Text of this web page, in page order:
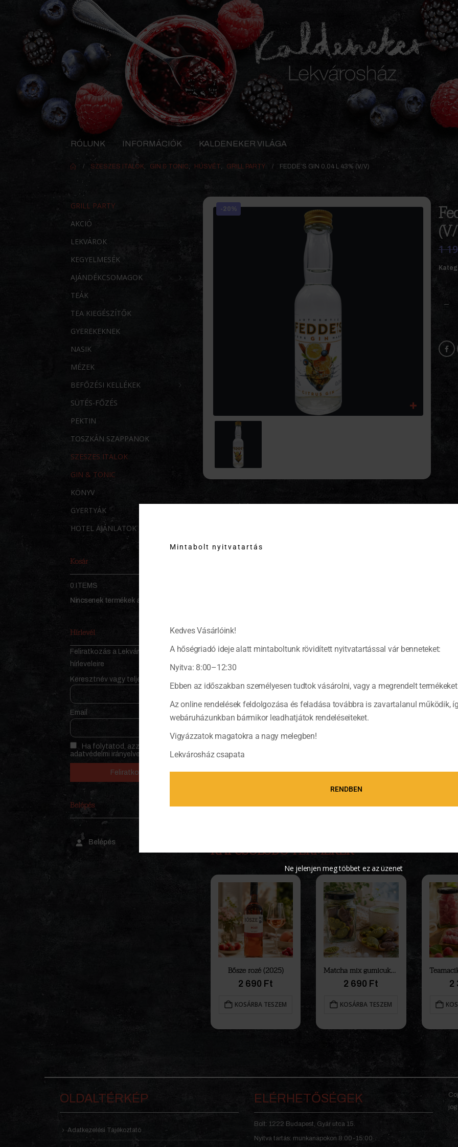
RÓLUNK INFORMÁCIÓK KALDENEKER VILÁGA
SZESZES ITALOK GIN & TONIC HÚSVÉT GRILL PARTY FEDDE’S GIN 0,04 L 43% (V/V)
-20%
1
A Fedde’s gin termékcsalád 0,5 l-es kiszerelése mellett, ajánljuk
Űrmérték: 0,04 l
Egységár: 29750 Ft/liter
Méret: 5×12,7×5 cm
Tömeg: 0.1 kg
KAPCSOLÓDÓ TERMÉKEK
Bősze rozé (2025)
2 690 Ft
KOSÁRBA TESZEM
Matcha mix gumicukor tea
2 690 Ft
KOSÁRBA TESZEM
2
GRILL PARTY
AKCIÓ
LEKVÁROK
KEGYELMESÉK
AJÁNDÉKCSOMAGOK
TEÁK
TEA KIEGÉSZÍTŐK
GYEREKEKNEK
NASIK
MÉZEK
BEFŐZÉSI KELLÉKEK
SÜTÉS-FŐZÉS
PEKTIN
TOSZKÁN SZAPPANOK
SZESZES ITALOK
GIN & TONIC
KÖNYV
GYERTYÁK
HOTEL AJÁNLATOK
Kosár
0 ITEMS
Nincsenek termékek a kosárban.
Hírlevél
Feliratkozás a Lekvárosház
hírleveleire
Keresztnév vagy teljes név
Email
Ha folytatod, azzal elfogadod az
adatvédelmi irányelvet
Belépés
Belépés
OLDALTÉRKÉP
Adatkezelési Tájékoztató
ELÉRHETŐSÉGEK
Bolt: 1222 Budapest, Gyár utca 15.
Nyitva tartás: munkanapokon 8:00-15:00
Mintabolt nyitvatartás
Kedves Vásárlóink!
A hőségriadó ideje alatt mintaboltunk rövidített nyitvatartással vár benneteket:
Nyitva: 8:00–12:30
Ebben az időszakban személyesen tudtok vásárolni, vagy a megrendelt
Az online rendelések feldolgozása és feladása továbbra is zavartalanul működik,
webáruházunkban bármikor leadhatjátok rendeléseiteket.
Vigyázzatok magatokra a nagy melegben!
Lekvárosház csapata
RENDBEN
Ne jelenjen meg többet ez az üzenet